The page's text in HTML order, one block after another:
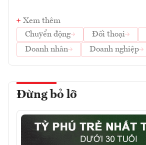
Xem thêm
Chuyển động
Đối thoại
Doanh nhân
Doanh nghiệp
Đừng bỏ lỡ